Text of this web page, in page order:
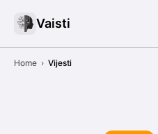
Vaisti
Home › Vijesti